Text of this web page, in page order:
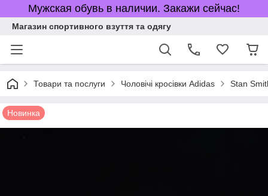
Мужская обувь в наличии. Закажи сейчас!
Магазин спортивного взуття та одягу
Товари та послуги Чоловічі кросівки Adidas Stan
Новинка